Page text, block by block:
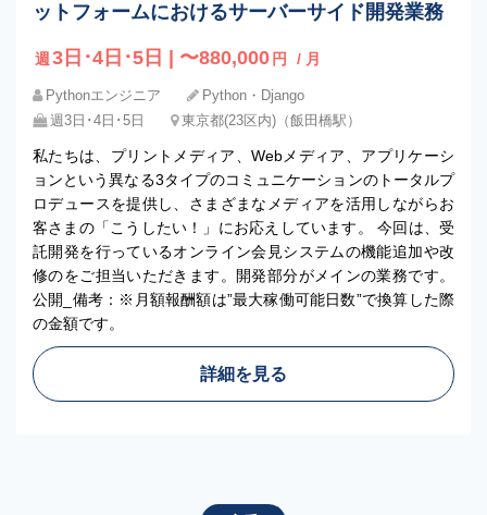
ットフォームにおけるサーバーサイド開発業務
週 3日･4日･5日 | 〜880,000 円 / 月
Pythonエンジニア
Python・Django
週3日･4日･5日
東京都(23区内)（飯田橋駅）
私たちは、プリントメディア、Webメディア、アプリケーシ
ョンという異なる3タイプのコミュニケーションのトータルプ
ロデュースを提供し、さまざまなメディアを活用しながらお
客さまの「こうしたい！」にお応えしています。 今回は、受
託開発を行っているオンライン会見システムの機能追加や改
修のをご担当いただきます。開発部分がメインの業務です。
公開_備考：※月額報酬額は”最大稼働可能日数”で換算した際
の金額です。
詳細を見る